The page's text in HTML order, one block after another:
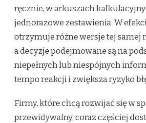
ręcznie, w arkuszach
jednorazowe zestawienia. W
otrzymuje różne wersje tej samej
a decyzje podejmowane są na
niepełnych lub niespójnych
tempo reakcji i zwiększa ryzyko
Firmy, które chcą rozwijać się w
przewidywalny, coraz częściej